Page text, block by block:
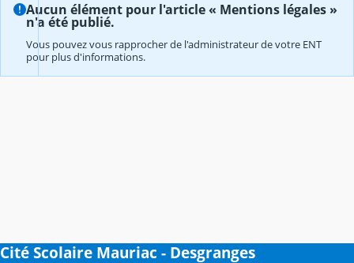
Aucun élément pour l'article « Mentions légales »
n'a été publié.
Vous pouvez vous rapprocher de l'administrateur de votre ENT
pour plus d'informations.
Cité Scolaire Mauriac - Desgranges